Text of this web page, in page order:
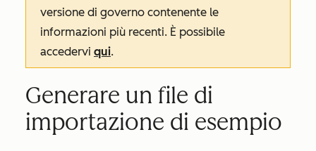
versione di governo contenente le
informazioni più recenti. È possibile
accedervi qui.
Generare un file di
importazione di esempio